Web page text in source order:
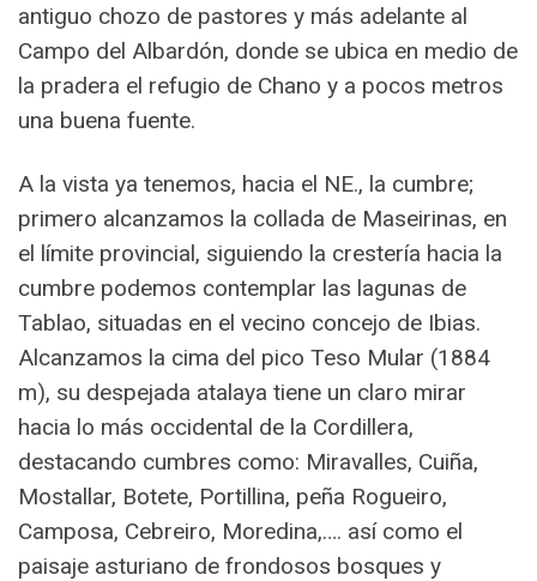
antiguo chozo de pastores y más adelante al
Campo del Albardón, donde se ubica en medio de
la pradera el refugio de Chano y a pocos metros
una buena fuente.
A la vista ya tenemos, hacia el NE., la cumbre;
primero alcanzamos la collada de Maseirinas, en
el límite provincial, siguiendo la crestería hacia la
cumbre podemos contemplar las lagunas de
Tablao, situadas en el vecino concejo de Ibias.
Alcanzamos la cima del pico Teso Mular (1884
m), su despejada atalaya tiene un claro mirar
hacia lo más occidental de la Cordillera,
destacando cumbres como: Miravalles, Cuiña,
Mostallar, Botete, Portillina, peña Rogueiro,
Camposa, Cebreiro, Moredina,…. así como el
paisaje asturiano de frondosos bosques y